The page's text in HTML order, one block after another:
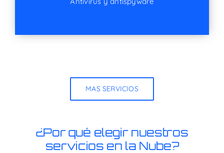
MAS SERVICIOS
¿Por qué elegir nuestros
servicios en la Nube?